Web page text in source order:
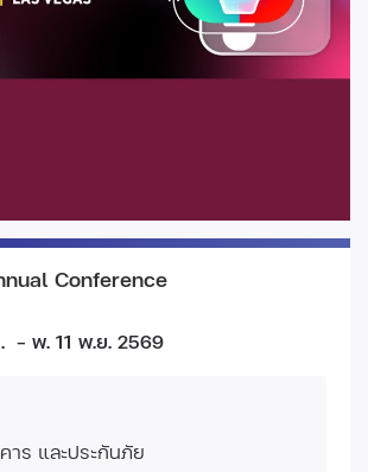
Conference
- พ. 11 พ.ย. 2569
าร และประกันภัย